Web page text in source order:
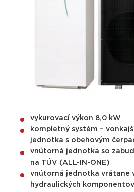
vykurovací výkon 8,0 kW
kompletný systém –
jednotka s obehovým
vnútorná jednotka so
na TÚV (ALL-IN-ONE)
vnútorná jednotka vrátane
hydraulických komponentov